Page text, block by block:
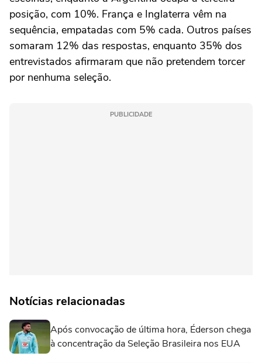
posição, com 10%. França e Inglaterra vêm na
sequência, empatadas com 5% cada. Outros países
somaram 12% das respostas, enquanto 35% dos
entrevistados afirmaram que não pretendem torcer
por nenhuma seleção.
PUBLICIDADE
Notícias relacionadas
Após convocação de última hora, Éderson chega
à concentração da Seleção Brasileira nos EUA